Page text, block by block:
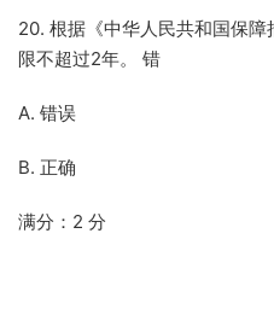
20. 根据《中华人民共和国保
限不超过2年。 错
A. 错误
B. 正确
满分：2 分